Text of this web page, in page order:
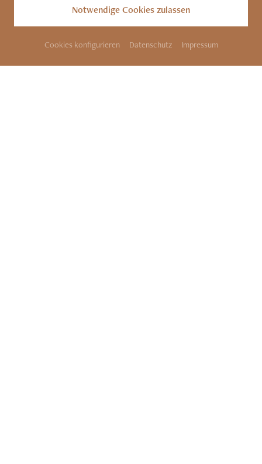
Notwendige Cookies zulassen
Cookies konfigurieren Datenschutz Impressum
EINSTELLUNGEN